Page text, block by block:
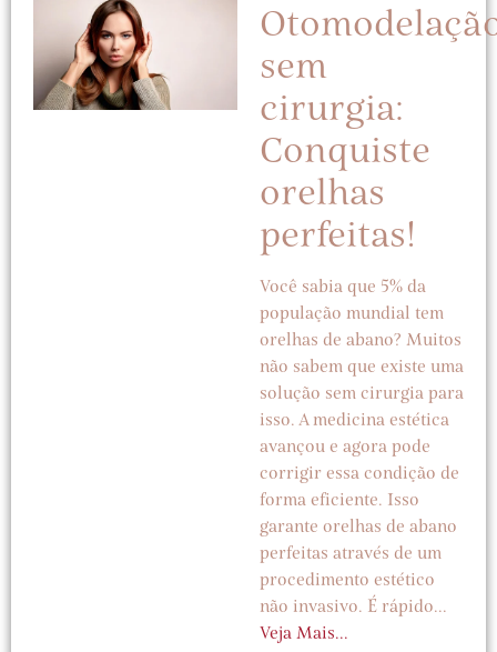
sem
cirurgia:
Conquiste
orelhas
perfeitas!
Você sabia que 5% da
população mundial tem
orelhas de abano? Muitos
não sabem que existe uma
solução sem cirurgia para
isso. A medicina estética
avançou e agora pode
corrigir essa condição de
forma eficiente. Isso
garante orelhas de abano
perfeitas através de um
procedimento estético
não invasivo. É rápido...
Veja Mais...